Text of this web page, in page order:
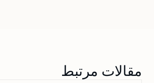
مقالات مرتبط